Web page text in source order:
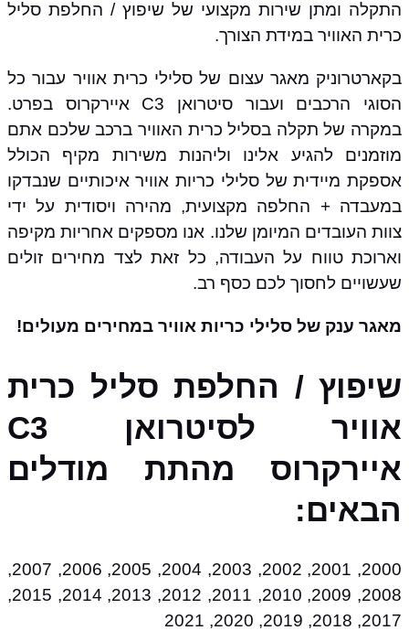
התקלה ומתן שירות מקצועי של שיפוץ / החלפת סליל
כרית האוויר במידת הצורך.
בקארטרוניק מאגר עצום של סלילי כרית אוויר עבור כל
הסוגי הרכבים ועבור סיטרואן C3 איירקרוס בפרט.
במקרה של תקלה בסליל כרית האוויר ברכב שלכם אתם
מוזמנים להגיע אלינו וליהנות משירות מקיף הכולל
אספקת מיידית של סלילי כריות אוויר איכותיים שנבדקו
במעבדה + החלפה מקצועית, מהירה ויסודית על ידי
צוות העובדים המיומן שלנו. אנו מספקים אחריות מקיפה
וארוכת טווח על העבודה, כל זאת לצד מחירים זולים
שעשויים לחסוך לכם כסף רב.
מאגר ענק של סלילי כריות אוויר במחירים מעולים!
שיפוץ / החלפת סליל כרית
אוויר לסיטרואן C3
איירקרוס מהתת מודלים
הבאים:
2000, 2001, 2002, 2003, 2004, 2005, 2006, 2007,
2008, 2009, 2010, 2011, 2012, 2013, 2014, 2015,
2017, 2018, 2019, 2020, 2021